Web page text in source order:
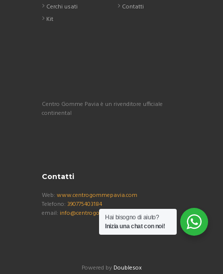
Cerchi usati
Kit
Contatti
Centro Gomme Pavia è un rivenditore ufficiale
continental
Contatti
Web: www.centrogommepavia.com
Telefono: 390775403184
email: info@centrogommepavia.com
Powered by Doublesox
Hai bisogno di aiuto?
Inizia una chat con noi!